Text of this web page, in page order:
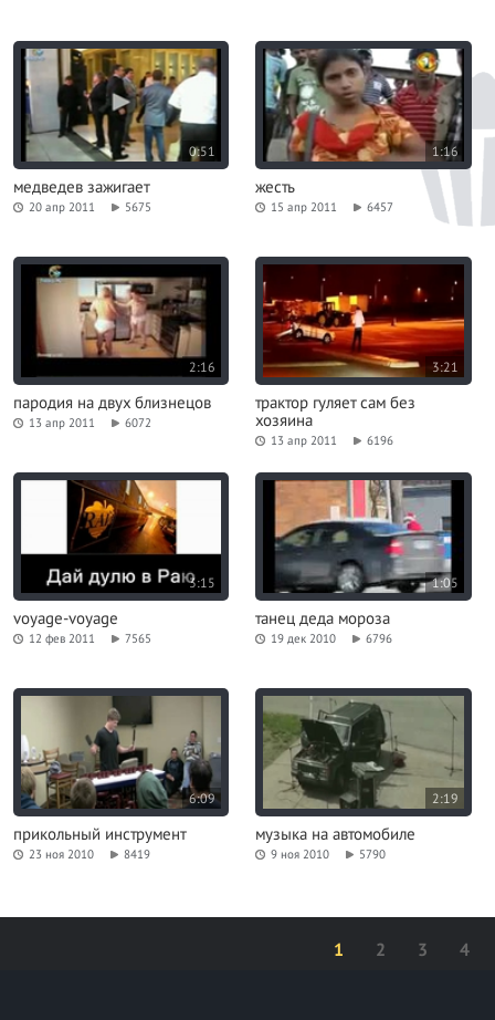
0:51
медведев зажигает
20 апр 2011 5675
1:16
жесть
15 апр 2011 6457
2:16
пародия на двух близнецов
13 апр 2011 6072
3:21
трактор гуляет сам без
хозяина
13 апр 2011 6196
3:15
voyage-voyage
12 фев 2011 7565
1:05
танец деда мороза
19 дек 2010 6796
6:09
прикольный инструмент
23 ноя 2010 8419
2:19
музыка на автомобиле
9 ноя 2010 5790
1 2 3 4